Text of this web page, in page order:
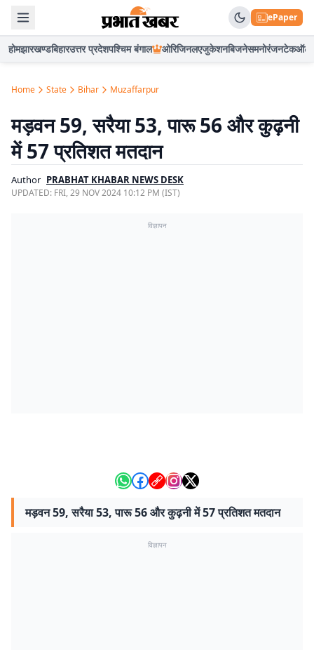
ePaper
होमझारखण्डबिहारउत्तर प्रदेशपश्चिम बंगाल ओरिजिनलएजुकेशनबिजनेसमनोरंजनटेकऑटो
Home State Bihar Muzaffarpur
मड़वन 59, सरैया 53, पारू 56 और कुढ़नी
में 57 प्रतिशत मतदान
Author PRABHAT KHABAR NEWS DESK
UPDATED: FRI, 29 NOV 2024 10:12 PM (IST)
विज्ञापन
मड़वन 59, सरैया 53, पारू 56 और कुढ़नी में 57 प्रतिशत मतदान
विज्ञापन